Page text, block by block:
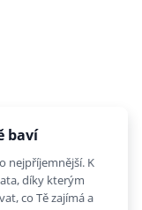
baví
nejpříjemnější. K
díky kterým
co Tě zajímá a